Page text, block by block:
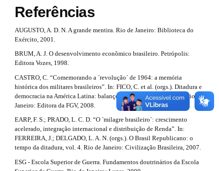
_
o
n
t
e
t
#
#
#
i
r
t
i
c
l
e
.
m
a
i
s
t
r
a
p
3
.
a
r
t
Referências
AUGUSTO, A. D. N. A grande mentira. Rio de Janeiro: Biblioteca do
Exército, 2001.
BRUM, A. J. O desenvolvimento econômico brasileiro. Petrópolis:
Editora Vozes, 1998.
CASTRO, C. “Comemorando a ´revolução´ de 1964: a memória
histórica dos militares brasileiros”. In: FICO, C. et al. (orgs.). Ditadura e
democracia na América Latina: balanço histórico e perspectivas. Rio de
Janeiro: Editora da FGV, 2008.
EARP, F. S.; PRADO, L. C. D. “O ´milagre brasileiro`: crescimento
acelerado, integração internacional e distribuição de Renda”. In:
FERREIRA, J.; DELGADO, L. A. N. (orgs.). O Brasil Republicano: o
tempo da ditadura, vol. 4. Rio de Janeiro: Civilização Brasileira, 2007.
ESG - Escola Superior de Guerra. Fundamentos doutrinários da Escola